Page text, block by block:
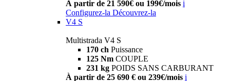
À partir de 21 590€ ou 199€/mois i
Configurez-la Découvrez-la
V4 S
Multistrada V4 S
170 ch Puissance
125 Nm COUPLE
231 kg POIDS SANS CARBURANT
À partir de 25 690 € ou 239€/mois i